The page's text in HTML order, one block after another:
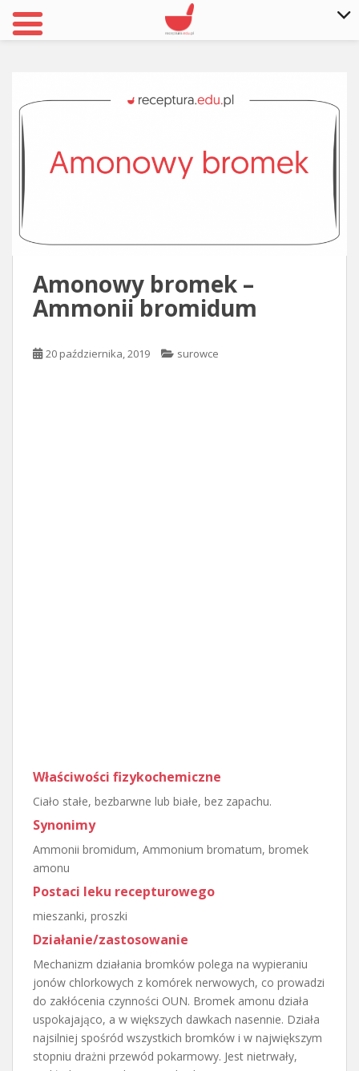
Amonowy bromek –
Ammonii bromidum
20 października, 2019 surowce
Właściwości fizykochemiczne
Ciało stałe, bezbarwne lub białe, bez zapachu.
Synonimy
Ammonii bromidum, Ammonium bromatum, bromek
amonu
Postaci leku recepturowego
mieszanki, proszki
Działanie/zastosowanie
Mechanizm działania bromków polega na wypieraniu
jonów chlorkowych z komórek nerwowych, co prowadzi
do zakłócenia czynności OUN. Bromek amonu działa
uspokajająco, a w większych dawkach nasennie. Działa
najsilniej spośród wszystkich bromków i w największym
stopniu drażni przewód pokarmowy. Jest nietrwały,